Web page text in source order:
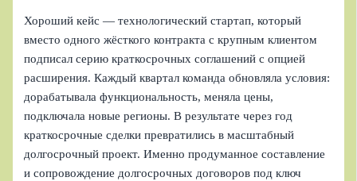
Хороший кейс — технологический стартап, который
вместо одного жёсткого контракта с крупным клиентом
подписал серию краткосрочных соглашений с опцией
расширения. Каждый квартал команда обновляла условия:
дорабатывала функциональность, меняла цены,
подключала новые регионы. В результате через год
краткосрочные сделки превратились в масштабный
долгосрочный проект. Именно продуманное составление
и сопровождение долгосрочных договоров под ключ